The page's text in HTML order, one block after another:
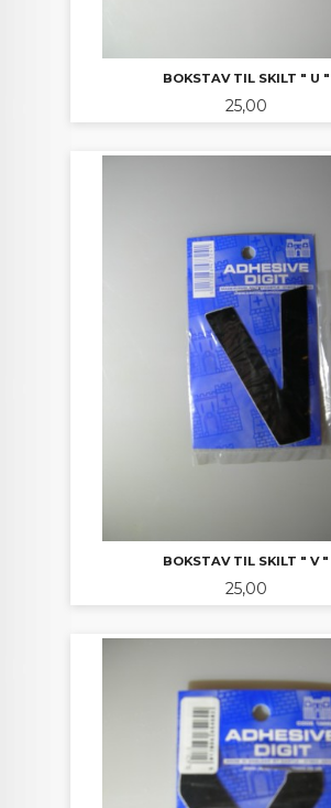
BOKSTAV TIL SKILT " U "
Pris
25,00
BOKSTAV TIL SKILT " V "
Pris
25,00